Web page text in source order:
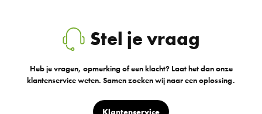
Stel je vraag
Heb je vragen, opmerking of een klacht? Laat het dan onze
klantenservice weten. Samen zoeken wij naar een oplossing.
Klantenservice